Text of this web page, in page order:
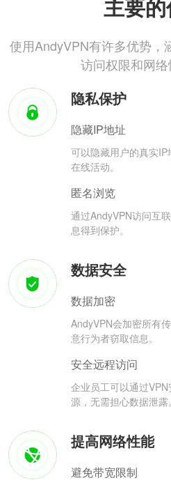
主要
使用AndyVPN有许多优势，
访问权限和网
隐私保护
隐藏IP地址
可以隐藏用户的真实
在线活动。
匿名浏览
通过AndyVPN访问互
息得到保护。
数据安全
数据加密
AndyVPN会加密所有
意行为者窃取信息。
安全远程访问
企业员工可以通过
源，无需担心数据泄露。
提高网络性能
避免带宽限制